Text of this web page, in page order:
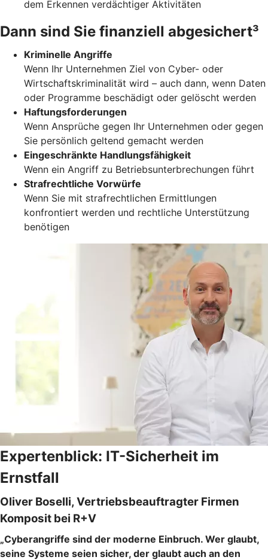
dem Erkennen verdächtiger Aktivitäten
Dann sind Sie finanziell abgesichert³
Kriminelle Angriffe
Wenn Ihr Unternehmen Ziel von Cyber- oder
Wirtschaftskriminalität wird – auch dann, wenn Daten
oder Programme beschädigt oder gelöscht werden
Haftungsforderungen
Wenn Ansprüche gegen Ihr Unternehmen oder gegen
Sie persönlich geltend gemacht werden
Eingeschränkte Handlungsfähigkeit
Wenn ein Angriff zu Betriebsunterbrechungen führt
Strafrechtliche Vorwürfe
Wenn Sie mit strafrechtlichen Ermittlungen
konfrontiert werden und rechtliche Unterstützung
benötigen
Expertenblick: IT-Sicherheit im
Ernstfall
Oliver Boselli, Vertriebsbeauftragter Firmen
Komposit bei R+V
„Cyberangriffe sind der moderne Einbruch. Wer glaubt,
seine Systeme seien sicher, der glaubt auch an den